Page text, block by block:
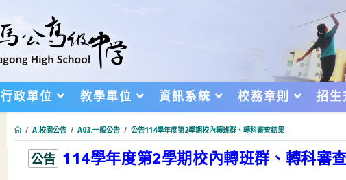
行政單位 教學單位 資訊系統 校務章則 招
/ A.校園公告 / A03.一般公告 / 公告114學年度第2學期校內轉班群、轉科審查結果
公告 114學年度第2學期校內轉班群、轉科審